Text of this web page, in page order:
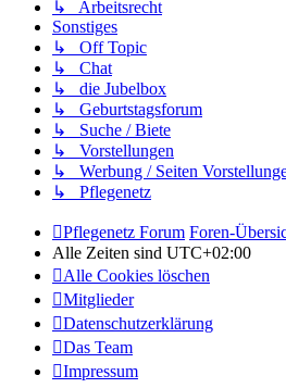
↳ Arbeitsrecht
Sonstiges
↳ Off Topic
↳ Chat
↳ die Jubelbox
↳ Geburtstagsforum
↳ Suche / Biete
↳ Vorstellungen
↳ Werbung / Seiten
↳ Pflegenetz
Pflegenetz Forum Foren-
Alle Zeiten sind UTC+02:00
Alle Cookies löschen
Mitglieder
Datenschutzerklärung
Das Team
Impressum